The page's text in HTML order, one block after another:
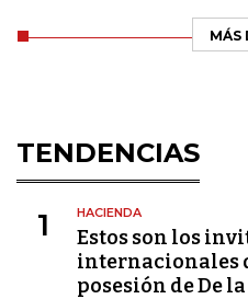
MÁS
TENDENCIAS
1 HACIENDA
Estos son los
internacionales
posesión de De